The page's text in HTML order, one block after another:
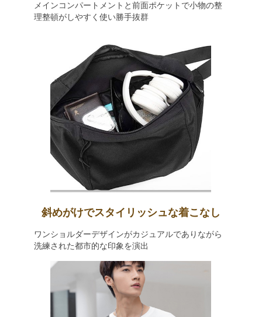
メインコンパートメントと前面ポケットで小物の整
理整頓がしやすく使い勝手抜群
斜めがけでスタイリッシュな着こなし
ワンショルダーデザインがカジュアルでありながら
洗練された都市的な印象を演出